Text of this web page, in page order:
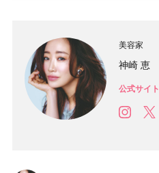
美容家
神崎 恵
公式サイト